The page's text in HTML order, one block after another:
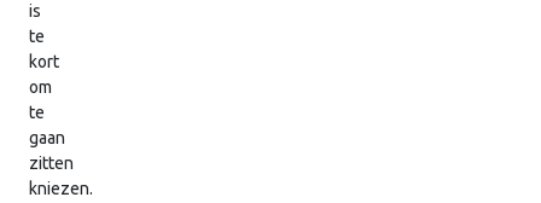
is
te
kort
om
te
gaan
zitten
kniezen.